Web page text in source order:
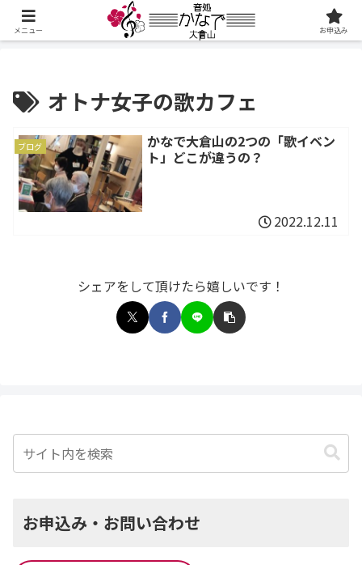
オトナ女子の歌カフェ
ブログ
かなで大倉山の2つの「歌イベン
ト」どこが違うの？
2022.12.11
シェアをして頂けたら嬉しいです！
お申込み・お問い合わせ
メニュー お申込み